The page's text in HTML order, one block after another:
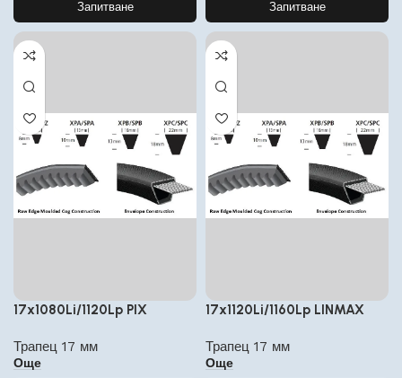
Запитване Запитване
17x1080Li/1120Lp PIX
Трапец 17 мм
Още
17x1120Li/1160Lp LINMAX
Трапец 17 мм
Още